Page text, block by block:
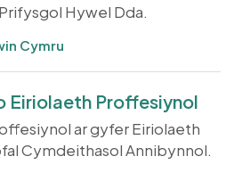
Hywel Dda.
Cymru
Eiriolaeth Proffesiynol
ar gyfer Eiriolaeth
Cymdeithasol Annibynnol.